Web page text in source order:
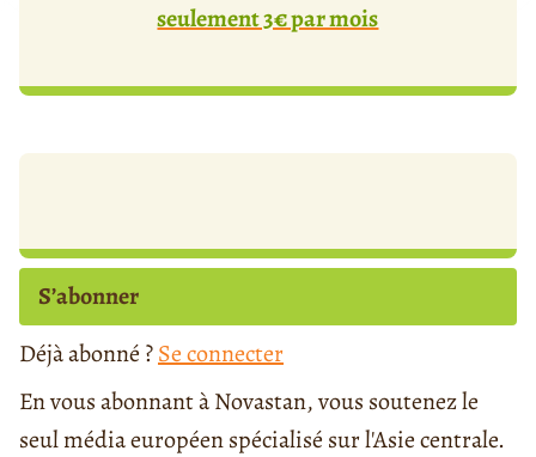
seulement 3€ par mois
S’abonner
Déjà abonné ?Se connecter
En vous abonnant à Novastan, vous soutenez le
seul média européen spécialisé sur l'Asie centrale.